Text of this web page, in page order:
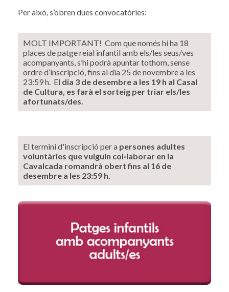
Per això, s’obren dues convocatòries:
MOLT IMPORTANT! Com que només hi ha 18
places de patge reial infantil amb els/les seus/ves
acompanyants, s’hi podrà apuntar tothom, sense
ordre d’inscripció, fins al dia 25 de novembre a les
23:59 h. El dia 3 de desembre a les 19 h al Casal
de Cultura, es farà el sorteig per triar els/les
afortunats/des.
El termini d'inscripció per a persones adultes
voluntàries que vulguin col·laborar en la
Cavalcada romandrà obert fins al 16 de
desembre a les 23:59 h.